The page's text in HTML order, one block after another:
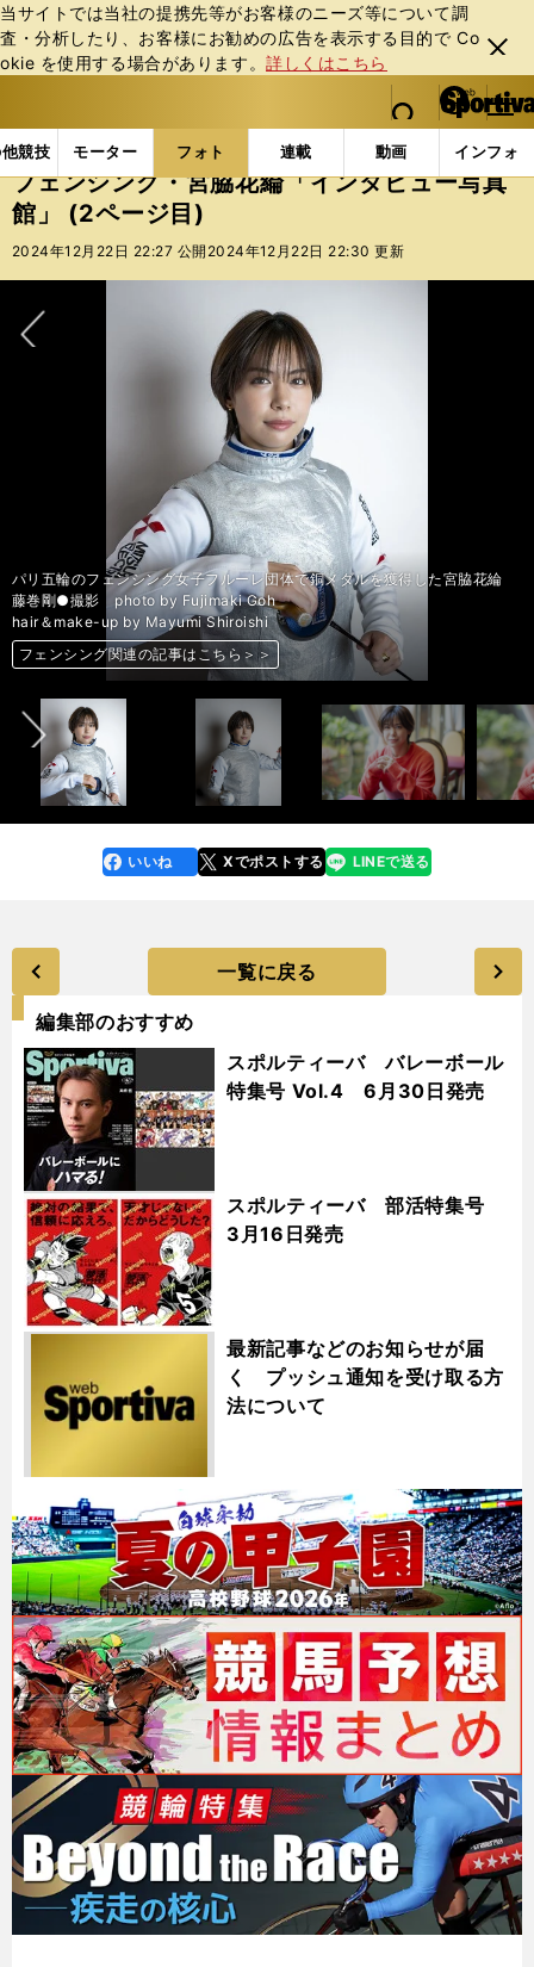
当サイトでは当社の提携先等がお客様のニーズ等について調
査・分析したり、お客様にお勧めの広告を表⽰する⽬的で Co
okie を使⽤する場合があります。詳しくはこちら
閉じ
る
web Sportiva (webスポルティーバ)
検索
マイペ
ー
ジ
メニュ
競技 モーター フォト 連載 動画 インフォ
b
ス
ポ
ル
バ
フォトギャラリー スポーツビーナスギャラリー フ
フェンシング・宮脇花綸「インタビュー写真
館」 (2ページ目)
2024年12月22日 22:27 公開 2024年12月22日 22:30 更新
フェンシング関連の記事はこちら＞＞
パリ五輪のフェンシング女子フルーレ団体で銅メダルを獲得した宮脇花綸
藤巻剛●撮影 photo by Fujimaki Goh
hair＆make-up by Mayumi Shiroishi
フェンシング関連の記事はこちら＞＞
フェンシング関連の記事はこちら＞＞
フェンシング関連の記事はこちら＞＞
フェンシング関連の記事はこちら＞＞
フェンシング関連の記事はこちら＞＞
フェンシング関連の記事はこちら＞＞
フェンシング関連の記事はこちら＞＞
フェンシング関連の記事はこちら＞＞
フェンシング関連の記事はこちら＞＞
フェンシング関連の記事はこちら＞＞
フェンシング関連の記事はこちら＞＞
フェンシング関連の記事はこちら＞＞
フェンシング関連の記事はこちら＞＞
フェンシング関連の記事はこちら＞＞
フェンシング関連の記事はこちら＞＞
前へ
faceboo
k
いいね Xでポストする
line LINEで送る
一覧に戻る
編集部のおすすめ
スポルティーバ バレーボール
特集号 Vol.4 6月30日発売
スポルティーバ 部活特集号
3月16日発売
最新記事などのお知らせが届
く プッシュ通知を受け取る方
法について